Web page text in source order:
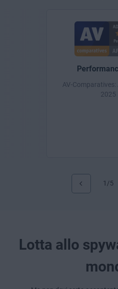
1/5
AV-Comparatives:
2025
Lotta allo